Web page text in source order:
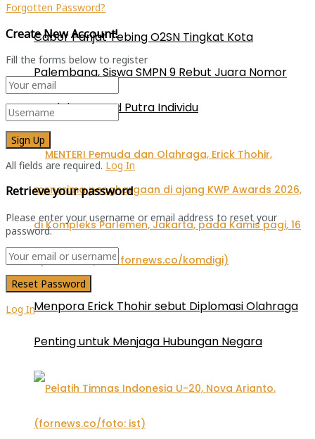
Cabor Panjat Tebing O2SN Tingkat Kota
Palembang, Siswa SMPN 9 Rebut Juara Nomor
Lead dan Speed Putra Individu
Menpora Erick Thohir sebut Diplomasi Olahraga
Penting untuk Menjaga Hubungan Negara
Forgotten Password?
Create New Account!
Fill the forms below to register
All fields are required. Log In
Retrieve your password
Please enter your username or email address to reset your
password.
Log In